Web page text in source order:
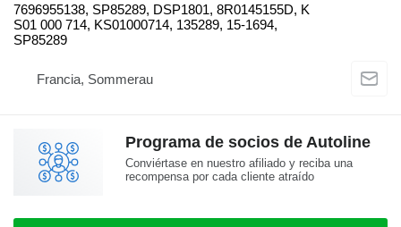
7696955138, SP85289, DSP1801, 8R0145155D, K
S01 000 714, KS01000714, 135289, 15-1694,
SP85289
Francia, Sommerau
Programa de socios de Autoline
Conviértase en nuestro afiliado y reciba una
recompensa por cada cliente atraído